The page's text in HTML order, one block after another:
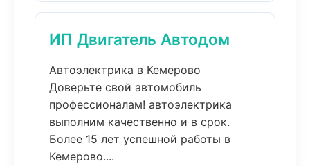
ИП Двигатель Автодом
Автоэлектрика в Кемерово
Доверьте свой автомобиль
профессионалам! автоэлектрика
выполним качественно и в срок.
Более 15 лет успешной работы в
Кемерово....